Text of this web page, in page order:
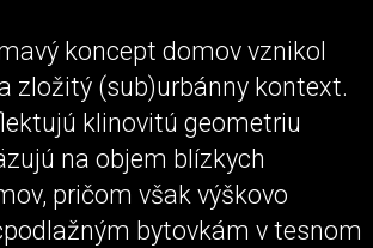
koncept domov vznikol
zložitý (sub)urbánny kontext.
klinovitú geometriu
na objem blízkych
pričom však výškovo
bytovkám v tesnom